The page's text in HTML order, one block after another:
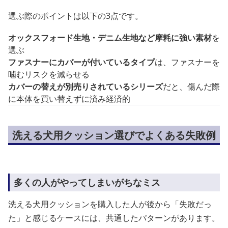
選ぶ際のポイントは以下の3点です。
オックスフォード生地・デニム生地など摩耗に強い素材を
選ぶ
ファスナーにカバーが付いているタイプは、ファスナーを
噛むリスクを減らせる
カバーの替えが別売りされているシリーズだと、傷んだ際
に本体を買い替えずに済み経済的
洗える犬用クッション選びでよくある失敗例
多くの人がやってしまいがちなミス
洗える犬用クッションを購入した人が後から「失敗だっ
た」と感じるケースには、共通したパターンがあります。